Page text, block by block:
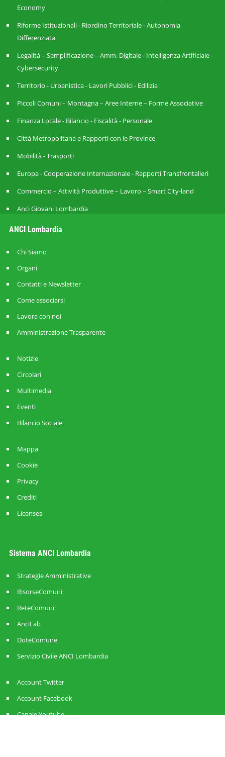
Economy
Riforme Istituzionali - Riordino Territoriale - Autonomia
Differenziata
Legalità – Semplificazione – Amm. Digitale - Intelligenza Artificiale -
Cybersecurity
Territorio - Urbanistica - Lavori Pubblici - Edilizia
Piccoli Comuni – Montagna – Aree Interne – Forme Associative
Finanza Locale - Bilancio - Fiscalità - Personale
Città Metropolitana e Rapporti con le Province
Mobilità - Trasporti
Europa - Cooperazione Internazionale - Rapporti Transfrontalieri
Commercio – Attività Produttive – Lavoro – Smart City-land
Anci Giovani Lombardia
ANCI Lombardia
Chi Siamo
Organi
Contatti e Newsletter
Come associarsi
Lavora con noi
Amministrazione Trasparente
Notizie
Circolari
Multimedia
Eventi
Bilancio Sociale
Mappa
Cookie
Privacy
Crediti
Licenses
Sistema ANCI Lombardia
Strategie Amministrative
RisorseComuni
ReteComuni
AnciLab
DoteComune
Servizio Civile ANCI Lombardia
Account Twitter
Account Facebook
Canale Youtube